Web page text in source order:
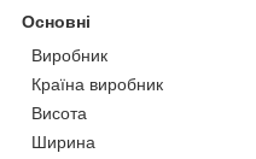
Основні
Виробник
Країна виробник
Висота
Ширина